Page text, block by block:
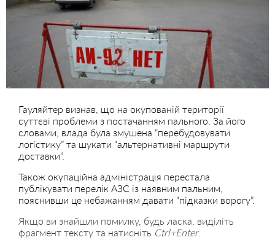
Гауляйтер визнав, що на окупованій території
суттєві проблеми з постачанням пального. За його
словами, влада була змушена “перебудовувати
логістику” та шукати “альтернативні маршрути
доставки”.
Також окупаційна адміністрація перестала
публікувати перелік АЗС із наявним пальним,
пояснивши це небажанням давати “підказки ворогу”.
Якщо ви знайшли помилку, будь ласка, виділіть
фрагмент тексту та натисніть Ctrl+Enter.